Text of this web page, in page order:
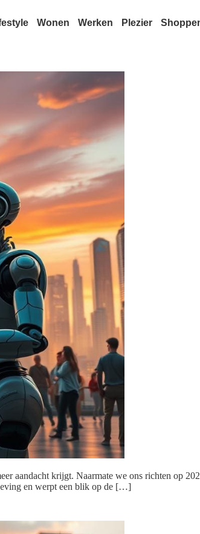
Wonen Werken Plezier
aandacht krijgt. Naarmate we ons richten op
en werpt een blik op de […]